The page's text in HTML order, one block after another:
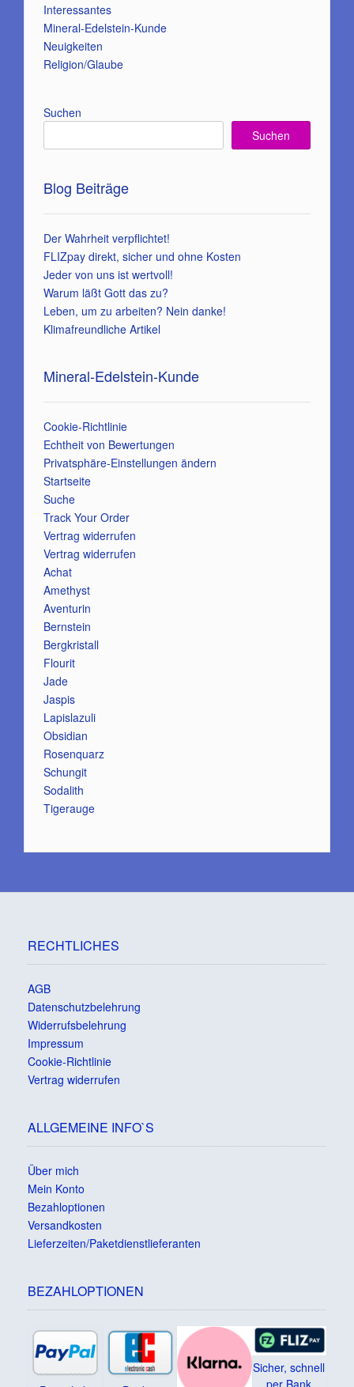
Interessantes
Mineral-Edelstein-Kunde
Neuigkeiten
Religion/Glaube
Suchen
Suchen
Blog Beiträge
Der Wahrheit verpflichtet!
FLIZpay direkt, sicher und ohne Kosten
Jeder von uns ist wertvoll!
Warum läßt Gott das zu?
Leben, um zu arbeiten? Nein danke!
Klimafreundliche Artikel
Mineral-Edelstein-Kunde
Cookie-Richtlinie
Echtheit von Bewertungen
Privatsphäre-Einstellungen ändern
Startseite
Suche
Track Your Order
Vertrag widerrufen
Vertrag widerrufen
Achat
Amethyst
Aventurin
Bernstein
Bergkristall
Flourit
Jade
Jaspis
Lapislazuli
Obsidian
Rosenquarz
Schungit
Sodalith
Tigerauge
RECHTLICHES
AGB
Datenschutzbelehrung
Widerrufsbelehrung
Impressum
Cookie-Richtlinie
Vertrag widerrufen
ALLGEMEINE INFO`S
Über mich
Mein Konto
Bezahloptionen
Versandkosten
Lieferzeiten/Paketdienstlieferanten
BEZAHLOPTIONEN
Sicher, schnell
per Bank